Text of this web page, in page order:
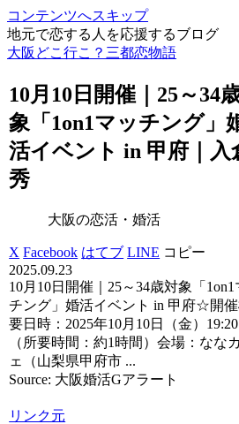
コンテンツへスキップ
地元で恋する人を応援するブログ
大阪どこ行こ？三都恋物語
10月10日開催｜25～34
象「1on1マッチング」
活イベント in 甲府｜入
秀
大阪の恋活・婚活
X Facebook はてブ LINE コピー
2025.09.23
10月10日開催｜25～34歳対象「1on1
チング」婚活イベント in 甲府☆開
要日時：2025年10月10日（金）19:20
（所要時間：約1時間）会場：なな
ェ（山梨県甲府市 ...
Source: 大阪婚活Gアラート
リンク元